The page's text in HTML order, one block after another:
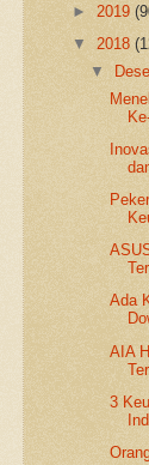
► 2019
▼ 2018
▼
Ada
AIA
3